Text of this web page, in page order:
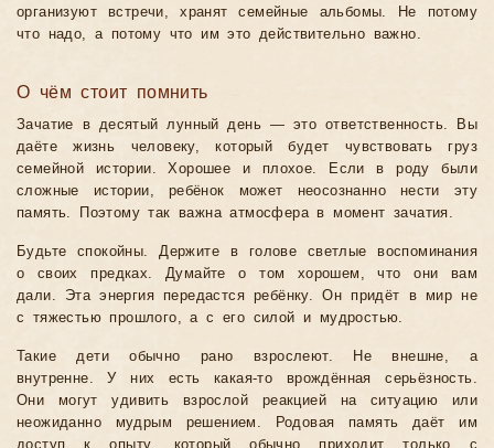
организуют встречи, хранят семейные альбомы. Не потому
что надо, а потому что им это действительно важно.
О чём стоит помнить
Зачатие в десятый лунный день — это ответственность. Вы
даёте жизнь человеку, который будет чувствовать груз
семейной истории. Хорошее и плохое. Если в роду были
сложные истории, ребёнок может неосознанно нести эту
память. Поэтому так важна атмосфера в момент зачатия.
Будьте спокойны. Держите в голове светлые воспоминания
о своих предках. Думайте о том хорошем, что они вам
дали. Эта энергия передастся ребёнку. Он придёт в мир не
с тяжестью прошлого, а с его силой и мудростью.
Такие дети обычно рано взрослеют. Не внешне, а
внутренне. У них есть какая-то врождённая серьёзность.
Они могут удивить взрослой реакцией на ситуацию или
неожиданно мудрым решением. Родовая память даёт им